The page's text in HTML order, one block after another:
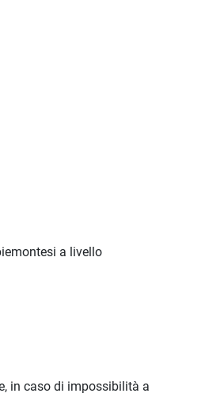
a livello
in caso di impossibilità a